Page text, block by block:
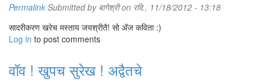
Permalink Submitted by बागेश्रीon रवि., 11/18/2012 - 13:18
सादरीकरण खरेच मस्ताय जयश्रीतै! सो अ‍ॅज कविता :)
Log in to post comments
वॉव ! खुपच सुरेख ! अद्वैतचे